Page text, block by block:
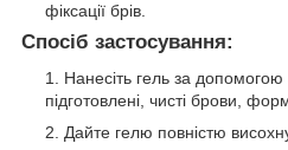
фіксації брів.
Спосіб застосування:
Нанесіть гель за допомогою
підготовлені, чисті брови,
Дайте гелю повністю